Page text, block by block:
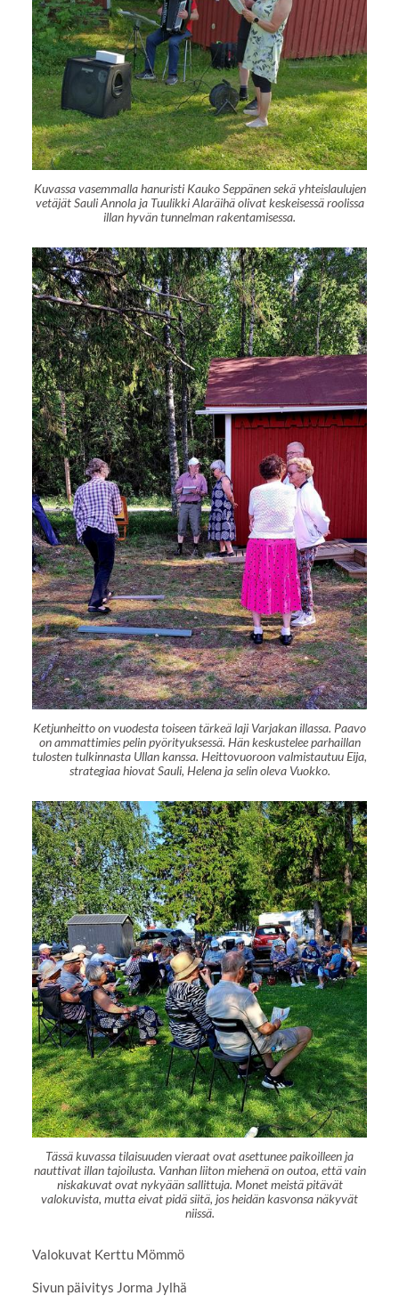
Kuvassa vasemmalla hanuristi Kauko Seppänen sekä yhteislaulujen
vetäjät Sauli Annola ja Tuulikki Alaräihä olivat keskeisessä roolissa
illan hyvän tunnelman rakentamisessa.
Ketjunheitto on vuodesta toiseen tärkeä laji Varjakan illassa. Paavo
on ammattimies pelin pyörityuksessä. Hän keskustelee parhaillan
tulosten tulkinnasta Ullan kanssa. Heittovuoroon valmistautuu Eija,
strategiaa hiovat Sauli, Helena ja selin oleva Vuokko.
Tässä kuvassa tilaisuuden vieraat ovat asettunee paikoilleen ja
nauttivat illan tajoilusta. Vanhan liiton miehenä on outoa, että vain
niskakuvat ovat nykyään sallittuja. Monet meistä pitävät
valokuvista, mutta eivat pidä siitä, jos heidän kasvonsa näkyvät
niissä.
Valokuvat Kerttu Mömmö
Sivun päivitys Jorma Jylhä